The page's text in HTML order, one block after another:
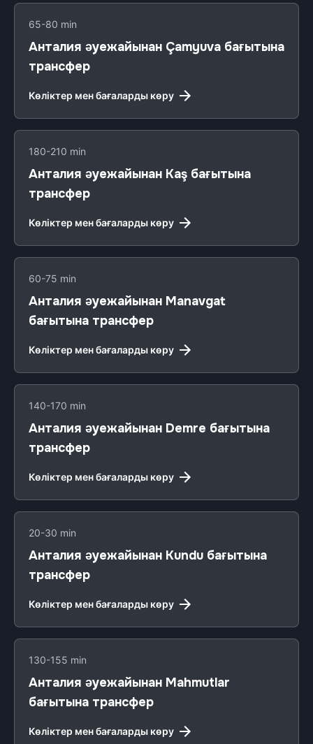
65-80 min
Анталия әуежайынан Çamyuva бағытына
трансфер
Көліктер мен бағаларды көру
180-210 min
Анталия әуежайынан Kaş бағытына
трансфер
Көліктер мен бағаларды көру
60-75 min
Анталия әуежайынан Manavgat
бағытына трансфер
Көліктер мен бағаларды көру
140-170 min
Анталия әуежайынан Demre бағытына
трансфер
Көліктер мен бағаларды көру
20-30 min
Анталия әуежайынан Kundu бағытына
трансфер
Көліктер мен бағаларды көру
130-155 min
Анталия әуежайынан Mahmutlar
бағытына трансфер
Көліктер мен бағаларды көру